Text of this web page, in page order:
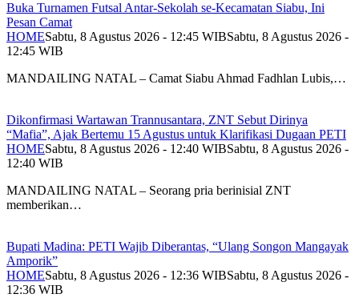
Buka Turnamen Futsal Antar-Sekolah se-Kecamatan Siabu, Ini
Pesan Camat
HOMESabtu, 8 Agustus 2026 - 12:45 WIBSabtu, 8 Agustus 2026 -
12:45 WIB
MANDAILING NATAL – Camat Siabu Ahmad Fadhlan Lubis,…
Dikonfirmasi Wartawan Trannusantara, ZNT Sebut Dirinya
“Mafia”, Ajak Bertemu 15 Agustus untuk Klarifikasi Dugaan PETI
HOMESabtu, 8 Agustus 2026 - 12:40 WIBSabtu, 8 Agustus 2026 -
12:40 WIB
MANDAILING NATAL – Seorang pria berinisial ZNT
memberikan…
Bupati Madina: PETI Wajib Diberantas, “Ulang Songon Mangayak
Amporik”
HOMESabtu, 8 Agustus 2026 - 12:36 WIBSabtu, 8 Agustus 2026 -
12:36 WIB